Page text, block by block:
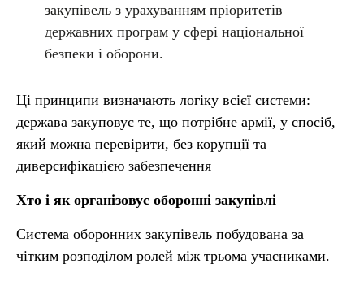
закупівель з урахуванням пріоритетів
державних програм у сфері національної
безпеки і оборони.
Ці принципи визначають логіку всієї системи:
держава закуповує те, що потрібне армії, у спосіб,
який можна перевірити, без корупції та
диверсифікацією забезпечення
Хто і як організовує оборонні закупівлі
Система оборонних закупівель побудована за
чітким розподілом ролей між трьома учасниками.